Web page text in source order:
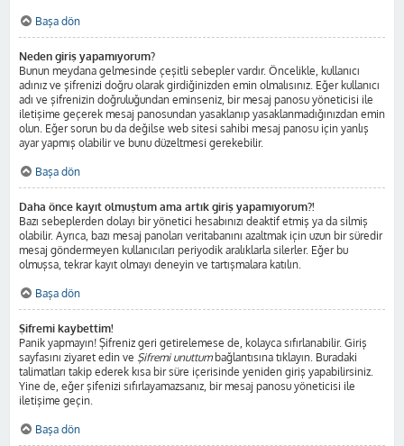
Başa dön
Neden giriş yapamıyorum?
Bunun meydana gelmesinde çeşitli sebepler vardır. Öncelikle, kullanıcı
adınız ve şifrenizi doğru olarak girdiğinizden emin olmalısınız. Eğer kullanıcı
adı ve şifrenizin doğruluğundan eminseniz, bir mesaj panosu yöneticisi ile
iletişime geçerek mesaj panosundan yasaklanıp yasaklanmadığınızdan emin
olun. Eğer sorun bu da değilse web sitesi sahibi mesaj panosu için yanlış
ayar yapmış olabilir ve bunu düzeltmesi gerekebilir.
Başa dön
Daha önce kayıt olmuştum ama artık giriş yapamıyorum?!
Bazı sebeplerden dolayı bir yönetici hesabınızı deaktif etmiş ya da silmiş
olabilir. Ayrıca, bazı mesaj panoları veritabanını azaltmak için uzun bir süredir
mesaj göndermeyen kullanıcıları periyodik aralıklarla silerler. Eğer bu
olmuşsa, tekrar kayıt olmayı deneyin ve tartışmalara katılın.
Başa dön
Şifremi kaybettim!
Panik yapmayın! Şifreniz geri getirelemese de, kolayca sıfırlanabilir. Giriş
sayfasını ziyaret edin ve Şifremi unuttumbağlantısına tıklayın. Buradaki
talimatları takip ederek kısa bir süre içerisinde yeniden giriş yapabilirsiniz.
Yine de, eğer şifenizi sıfırlayamazsanız, bir mesaj panosu yöneticisi ile
iletişime geçin.
Başa dön